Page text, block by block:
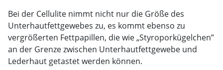
Bei der Cellulite nimmt nicht nur die Größe des
Unterhautfettgewebes zu, es kommt ebenso zu
vergrößerten Fettpapillen, die wie „Styroporkügelchen”
an der Grenze zwischen Unterhautfettgewebe und
Lederhaut getastet werden können.